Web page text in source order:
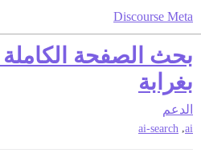
Discourse Meta
بغرابة
الدعم
ai
,
ai-search